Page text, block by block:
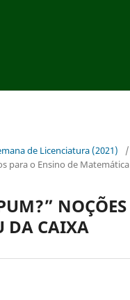
de Licenciatura (2021)
/
para o Ensino de Matemática
DA CAIXA